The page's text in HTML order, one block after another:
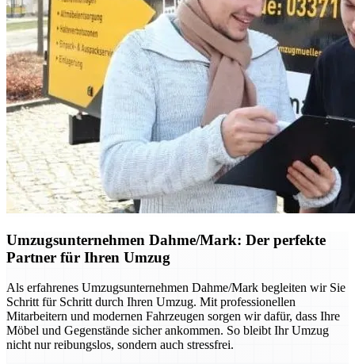
Umzugsunternehmen Dahme/Mark: Der perfekte
Partner für Ihren Umzug
Als erfahrenes Umzugsunternehmen Dahme/Mark begleiten wir Sie
Schritt für Schritt durch Ihren Umzug. Mit professionellen
Mitarbeitern und modernen Fahrzeugen sorgen wir dafür, dass Ihre
Möbel und Gegenstände sicher ankommen. So bleibt Ihr Umzug
nicht nur reibungslos, sondern auch stressfrei.